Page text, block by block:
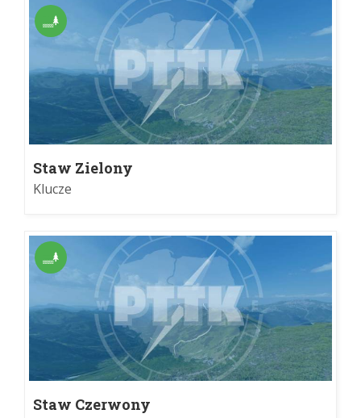
Staw Zielony
Klucze
Staw Czerwony